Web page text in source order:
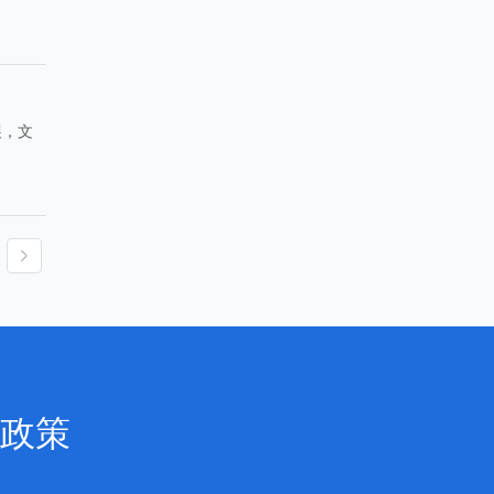
文
策